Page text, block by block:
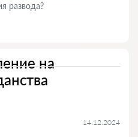
развода?
на
14.12.2024